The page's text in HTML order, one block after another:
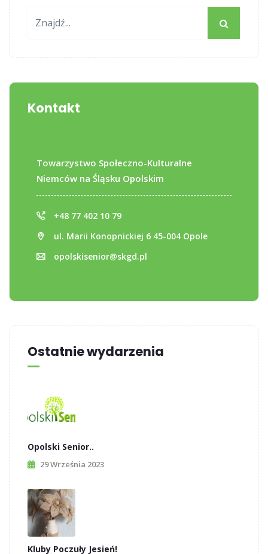
Kontakt
Towarzystwo Społeczno-Kulturalne
Niemców na Śląsku Opolskim
+48 77 402 10 79
ul. Marii Konopnickiej 6 45-004 Opole
opolskisenior@skgd.pl
Ostatnie wydarzenia
Opolski Senior..
29 Września 2023
Kluby Poczuły Jesień!